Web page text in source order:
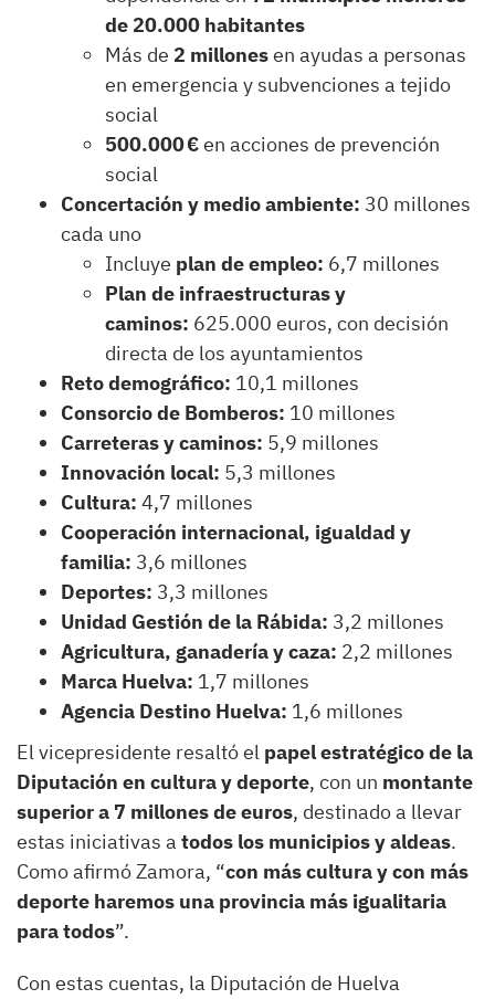
de 20.000 habitantes
Más de 2 millonesen ayudas a personas
en emergencia y subvenciones a tejido
social
500.000 €en acciones de prevención
social
Concertación y medio ambiente: 30 millones
cada uno
Incluye plan de empleo: 6,7 millones
Plan de infraestructuras y
caminos: 625.000 euros, con decisión
directa de los ayuntamientos
Reto demográfico: 10,1 millones
Consorcio de Bomberos: 10 millones
Carreteras y caminos: 5,9 millones
Innovación local: 5,3 millones
Cultura: 4,7 millones
Cooperación internacional, igualdad y
familia: 3,6 millones
Deportes: 3,3 millones
Unidad Gestión de la Rábida: 3,2 millones
Agricultura, ganadería y caza: 2,2 millones
Marca Huelva: 1,7 millones
Agencia Destino Huelva: 1,6 millones
El vicepresidente resaltó el papel estratégico de la
Diputación en cultura y deporte, con un montante
superior a 7 millones de euros, destinado a llevar
estas iniciativas a todos los municipios y aldeas.
Como afirmó Zamora, “con más cultura y con más
deporte haremos una provincia más igualitaria
para todos”.
Con estas cuentas, la Diputación de Huelva